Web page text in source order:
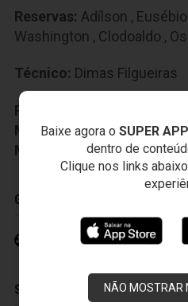
Baixe agora o SUPER
dentro de
Clique nos links
NÃO MOSTRAR
Reservas: Adílson , Eusébio
Washington , Clodoaldo ,
Técnico: Dimas Filgueiras
Preparador Fisico:
Médico:Daniel Gomes
Massagista:Anacleto Pires
GOLS
Iarley 8' (2)
SUBSTITUIÇÕES